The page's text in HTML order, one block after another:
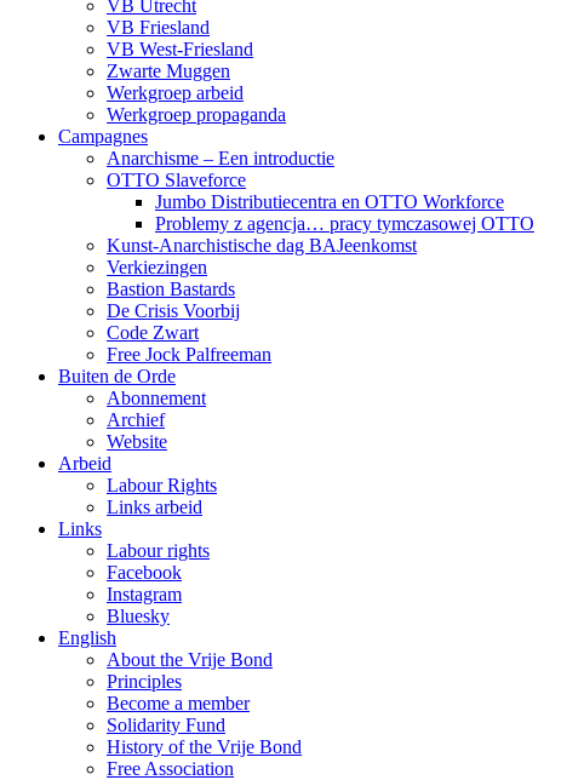
VB Utrecht
VB Friesland
VB West-Friesland
Zwarte Muggen
Werkgroep arbeid
Werkgroep propaganda
Campagnes
Anarchisme – Een introductie
OTTO Slaveforce
Jumbo Distributiecentra en OTTO Workforce
Problemy z agencja… pracy tymczasowej OTTO
Kunst-Anarchistische dag BAJeenkomst
Verkiezingen
Bastion Bastards
De Crisis Voorbij
Code Zwart
Free Jock Palfreeman
Buiten de Orde
Abonnement
Archief
Website
Arbeid
Labour Rights
Links arbeid
Links
Labour rights
Facebook
Instagram
Bluesky
English
About the Vrije Bond
Principles
Become a member
Solidarity Fund
History of the Vrije Bond
Free Association